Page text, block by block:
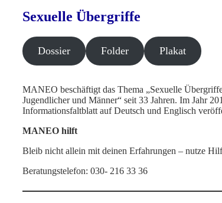
Sexuelle Übergriffe
Dossier Folder Plakat
MANEO beschäftigt das Thema „Sexuelle
Jugendlicher und Männer“ seit 33 Jahren. Im Jahr
Informationsfaltblatt auf Deutsch und Englisch
MANEO hilft
Bleib nicht allein mit deinen Erfahrungen – nutze
Beratungstelefon: 030- 216 33 36